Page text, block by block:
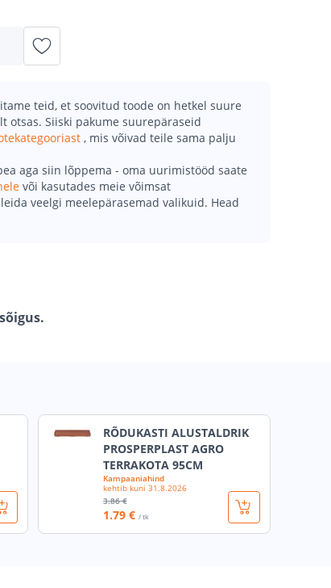
teid, et soovitud toode on hetkel suure
otsas. Siiski pakume suurepäraseid
, mis võivad teile sama palju
aga siin lõppema - oma uurimistööd saate
või kasutades meie võimsat
veelgi meelepärasemad valikuid. Head
RÕDUKASTI ALUSTALDRIK
PROSPERPLAST AGRO
TERRAKOTA 95CM
Kampaaniahind
kehtib kuni 31.8.2026
3.86 €
1.79 € / tk